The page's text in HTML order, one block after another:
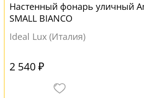
Настенный фонарь уличный
SMALL BIANCO
Ideal Lux (Италия)
2 540 ₽